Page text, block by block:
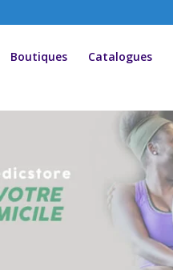
Boutiques Catalogues